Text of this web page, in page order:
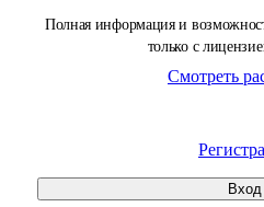
Полная информация и
только с
Смотреть
Вход